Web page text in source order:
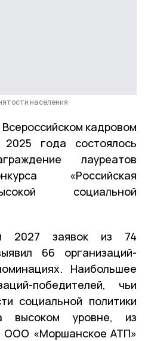
населения
кадровом
года состоялось
лауреатов
«Российская
социальной
2027 заявок из 74
66 организаций-
Наибольшее
победителей, чьи
социальной политики
высоком уровне, из
ООО «Моршанское АТП»